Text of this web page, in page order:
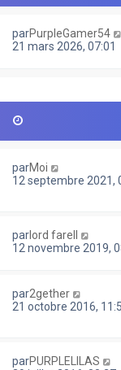
parPurpleGamer54
21 mars 2026, 07:01
parMoi
12 septembre 2021,
parlord farell
12 novembre 2019,
par2gether
21 octobre 2016,
parPURPLELILAS